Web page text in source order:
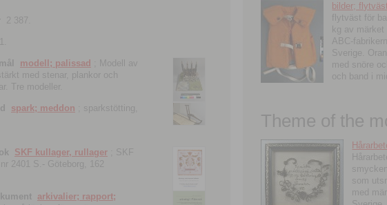
2 387.
modell; palissad
; Modell av
med stenar, plankor och
Tre modeller.
spark; meddon ; sparkstötting,
SKF kullager, rullager ; SKF
2401 S.- Göteborg, 162
arkivalier; rapport;
bilder; flytväst
flytväst för
kg av märket
ABC-
Sverige.
med snöre
och band i
Theme of the
som
med